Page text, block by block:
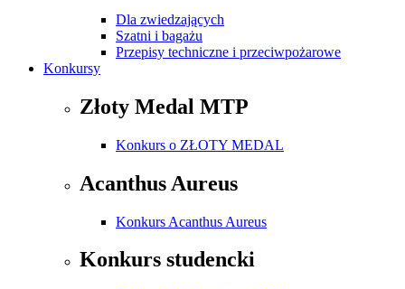
Dla zwiedzających
Szatni i bagażu
Przepisy techniczne i przeciwpożarowe
Konkursy
Złoty Medal MTP
Konkurs o ZŁOTY MEDAL
Acanthus Aureus
Konkurs Acanthus Aureus
Konkurs studencki